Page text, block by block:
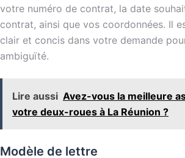
votre numéro de contrat, la date
contrat, ainsi que vos coordonnées. Il
clair et concis dans votre demande
ambiguïté.
Lire aussi Avez-vous la meilleure
votre deux-roues à La Réunion ?
Modèle de lettre